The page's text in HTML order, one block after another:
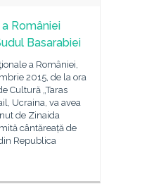
României
Basarabiei
a României,
2015, de la ora
Cultură „Taras
Ucraina, va avea
de Zinaida
cântăreață de
Republica